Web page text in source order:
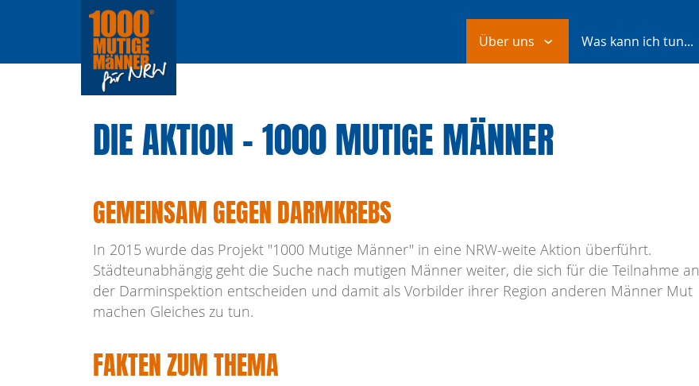
Über uns Was kann ich tun...
DIE AKTION - 1000 MUTIGE MÄNNER
GEMEINSAM GEGEN DARMKREBS
In 2015 wurde das Projekt "1000 Mutige Männer" in eine NRW-weite Aktion überführt.
Städteunabhängig geht die Suche nach mutigen Männer weiter, die sich für die Teilnahme an
der Darminspektion entscheiden und damit als Vorbilder ihrer Region anderen Männer Mut
machen Gleiches zu tun.
FAKTEN ZUM THEMA